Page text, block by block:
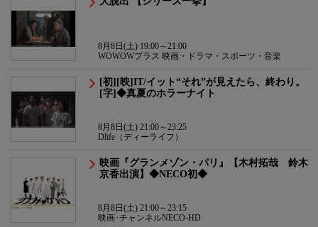
8月8日(土) 19:00～21:00
WOWOWプラス 映画・ドラマ・スポーツ・音楽
[初][映]IT/イット“それ”が見えたら、終わり。
[字]◆真夏のホラーナイト
8月8日(土) 21:00～23:25
Dlife（ディーライフ）
映画『グランメゾン・パリ』【木村拓哉 鈴木
京香出演】◆NECO初◆
8月8日(土) 21:00～23:15
映画･チャンネルNECO-HD